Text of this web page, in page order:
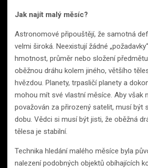
Jak najít malý měsíc?
Astronomové připouštějí, že samotná
velmi široká. Neexistují žádné
hmotnost, průměr nebo složení
oběžnou dráhu kolem jiného, ​​většího
hvězdou. Planety, trpasličí planety a
mohou mít své vlastní měsíce. Aby však
považován za přirozený satelit, musí být
dobu. Vědci si musí být jisti, že oběžná
tělesa je stabilní.
Technika hledání malého měsíce byla
nalezení podobných objektů obíhajících